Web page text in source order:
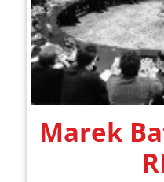
Marek